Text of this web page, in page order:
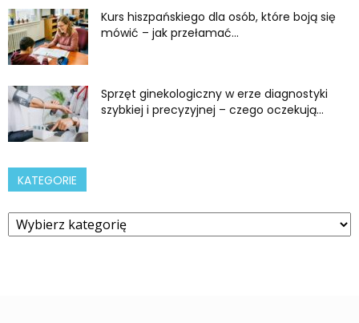
Kurs hiszpańskiego dla osób, które boją się
mówić – jak przełamać...
Sprzęt ginekologiczny w erze diagnostyki
szybkiej i precyzyjnej – czego oczekują...
KATEGORIE
Kategorie